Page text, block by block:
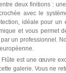
deux finitions :
avec le
idéale pour un
et vous permet
un professionnel.
Flûte est une œuvre
galerie. Vous ne